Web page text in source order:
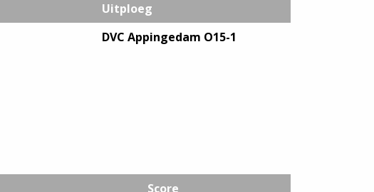
Uitploeg
DVC Appingedam O15-1
Score